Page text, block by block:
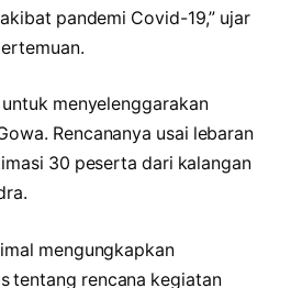
pandemi Covid-19,” ujar
menyelenggarakan
Rencananya usai lebaran
30 peserta dari kalangan
mengungkapkan
tentang rencana kegiatan